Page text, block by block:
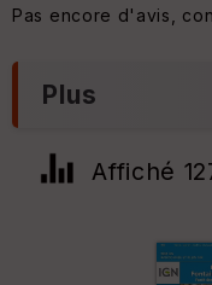
Pas encore d'avis,
Plus
Affiché